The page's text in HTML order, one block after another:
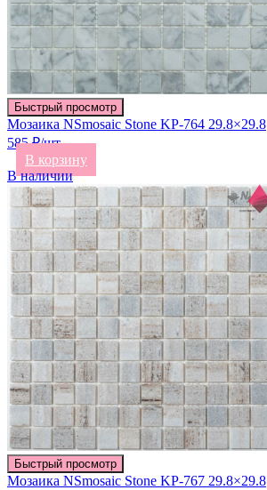
Быстрый просмотр
Мозаика NSmosaic Stone KP-764 29.8×29.8
585 ₽/шт
В корзину
В наличии
Быстрый просмотр
Мозаика NSmosaic Stone KP-767 29.8×29.8